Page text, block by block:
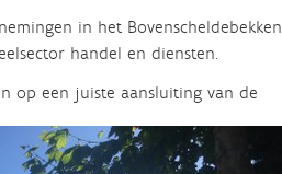
in het Bovenscheldebekken
handel en diensten.
op een juiste aansluiting van de